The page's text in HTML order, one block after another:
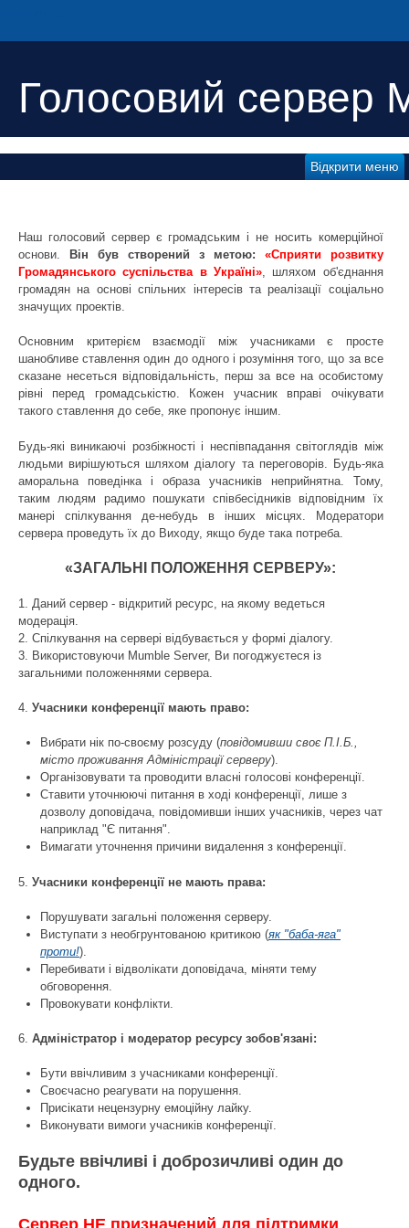
Голосовий сервер
Відкрити меню
Наш голосовий сервер є громадським і не носить комерційної
основи.
Він був створений з метою: «Сприяти розвитку
Громадянського суспільства в Україні», шляхом об'єднання
громадян на основі спільних інтересів та реалізації соціально
значущих проектів.
Основним критерієм взаємодії між учасниками є просте
шанобливе ставлення один до одного і розуміння того, що за все
сказане несеться відповідальність, перш за все на особистому
рівні перед громадськістю. Кожен учасник вправі очікувати
такого ставлення до себе, яке пропонує іншим.
Будь-які виникаючі розбіжності і неспівпадання світоглядів між
людьми вирішуються шляхом діалогу та переговорів. Будь-яка
аморальна поведінка і образа учасників неприйнятна. Тому,
таким людям радимо пошукати співбесідників відповідним їх
манері спілкування де-небудь в інших місцях. Модератори
сервера проведуть їх до Виходу, якщо буде така потреба.
«ЗАГАЛЬНІ ПОЛОЖЕННЯ СЕРВЕРУ»:
1. Даний сервер - відкритий ресурс, на якому ведеться
модерація.
2. Спілкування на сервері відбувається у формі діалогу.
3. Використовуючи Mumble Server, Ви погоджуєтеся із
загальними положеннями сервера.
4. Учасники конференції мають право:
Вибрати нік по-своєму розсуду (повідомивши своє П.І.Б.,
місто проживання Адміністрації серверу).
Організовувати та проводити власні голосові конференції.
Ставити уточнюючі питання в ході конференції, лише з
дозволу доповідача, повідомивши інших учасників, через чат
наприклад "Є питання".
Вимагати уточнення причини видалення з конференції.
5. Учасники конференції не мають права:
Порушувати загальні положення серверу.
Виступати з необгрунтованою критикою (як "баба-яга"
проти!).
Перебивати і відволікати доповідача, міняти тему
обговорення.
Провокувати конфлікти.
6. Адміністратор і модератор ресурсу зобов'язані:
Бути ввічливим з учасниками конференції.
Своєчасно реагувати на порушення.
Присікати нецензурну емоційну лайку.
Виконувати вимоги учасників конференції.
Будьте ввічливі і доброзичливі один до
одного.